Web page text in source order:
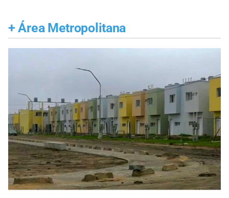
+ Área Metropolitana